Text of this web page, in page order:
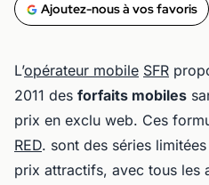
Ajoutez-nous à vos favoris
L’opérateur mobile SFR
2011 des forfaits mobiles
prix en exclu web. Ces
RED. sont des séries
prix attractifs, avec tous les